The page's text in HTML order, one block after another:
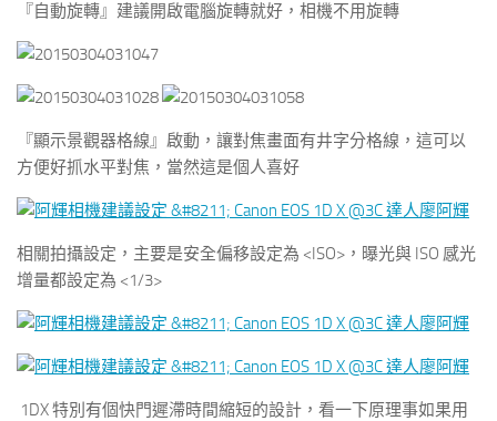
『自動旋轉』建議開啟電腦旋轉就好，相機不用旋轉
『顯示景觀器格線』啟動，讓對焦畫面有井字分格線，這可以
方便好抓水平對焦，當然這是個人喜好
相關拍攝設定，主要是安全偏移設定為 <ISO>，曝光與 ISO 感光
增量都設定為 <1/3>
1DX 特別有個快門遲滯時間縮短的設計，看一下原理事如果用